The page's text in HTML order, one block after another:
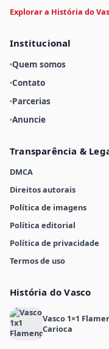
Explorar a História do
Institucional
Quem somos
Contato
Parcerias
Anuncie
Transparência &
DMCA
Direitos autorais
Política de imagens
Política editorial
Política de privacidade
Termos de uso
História do Vasco
Vasco 1×1
Carioca